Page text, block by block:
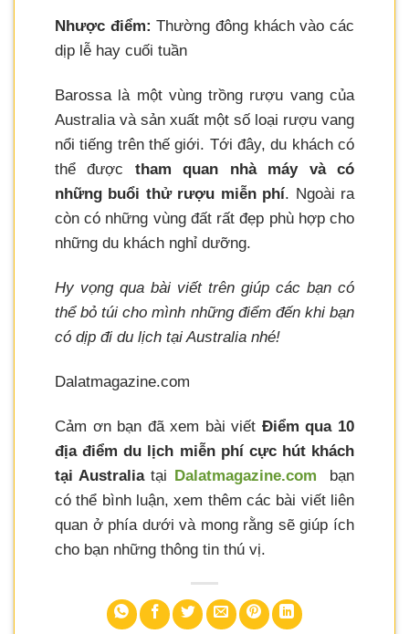
Nhược điểm: Thường đông khách vào các
dịp lễ hay cuối tuần
Barossa là một vùng trồng rượu vang của
Australia và sản xuất một số loại rượu vang
nổi tiếng trên thế giới. Tới đây, du khách có
thể được tham quan nhà máy và có
những buổi thử rượu miễn phí. Ngoài ra
còn có những vùng đất rất đẹp phù hợp cho
những du khách nghỉ dưỡng.
Hy vọng qua bài viết trên giúp các bạn có
thể bỏ túi cho mình những điểm đến khi bạn
có dịp đi du lịch tại Australia nhé!
Dalatmagazine.com
Cảm ơn bạn đã xem bài viết Điểm qua 10
địa điểm du lịch miễn phí cực hút khách
tại Australiatại Dalatmagazine.com
bạn
có thể bình luận, xem thêm các bài viết liên
quan ở phía dưới và mong rằng sẽ giúp ích
cho bạn những thông tin thú vị.